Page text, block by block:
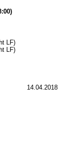
LF)
LF)
14.04.2018